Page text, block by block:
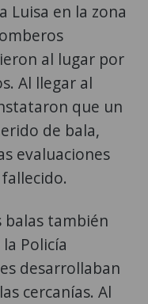
Luisa en la zona
al lugar por
Al llegar al
que un
de bala,
evaluaciones
balas también
Policía
desarrollaban
cercanías. Al